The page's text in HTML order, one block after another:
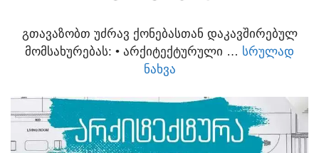
ᲒᲗᲐᲕᲐᲖᲝᲑᲗ ᲣᲫᲠᲐᲕ ᲥᲝᲜᲔᲑᲐᲡᲗᲐᲜ ᲓᲐᲙᲐᲕᲨᲘᲠᲔᲑᲣᲚ
ᲛᲝᲛᲡᲐᲮᲣᲠᲔᲑᲐᲡ:​ • ᲐᲠᲥᲘᲢᲔᲥᲢᲣᲠᲣᲚᲘ … ᲡᲠᲣᲚᲐᲓ
ᲜᲐᲮᲕᲐ